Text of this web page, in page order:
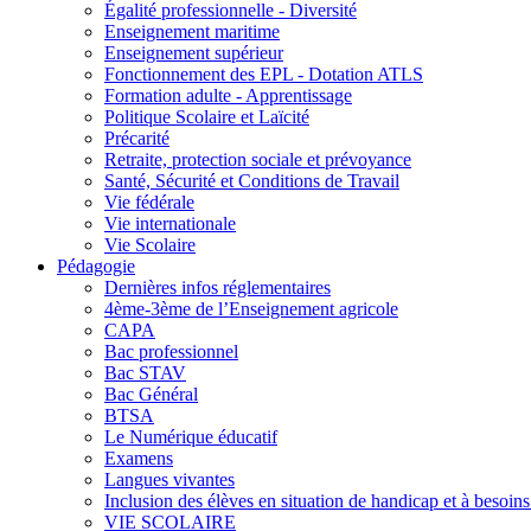
Égalité professionnelle - Diversité
Enseignement maritime
Enseignement supérieur
Fonctionnement des EPL - Dotation ATLS
Formation adulte - Apprentissage
Politique Scolaire et Laïcité
Précarité
Retraite, protection sociale et prévoyance
Santé, Sécurité et Conditions de Travail
Vie fédérale
Vie internationale
Vie Scolaire
Pédagogie
Dernières infos réglementaires
4ème-3ème de l’Enseignement agricole
CAPA
Bac professionnel
Bac STAV
Bac Général
BTSA
Le Numérique éducatif
Examens
Langues vivantes
Inclusion des élèves en situation de handicap et à
VIE SCOLAIRE